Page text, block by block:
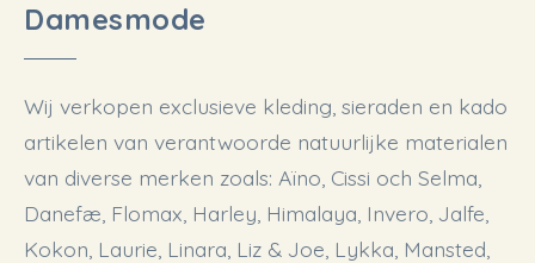
inhoud
Damesmode
Wij verkopen exclusieve kleding, sieraden en kado
artikelen van verantwoorde natuurlijke materialen
van diverse merken zoals: Aïno, Cissi och Selma,
Danefæ, Flomax, Harley, Himalaya, Invero, Jalfe,
Kokon, Laurie, Linara, Liz & Joe, Lykka, Mansted,